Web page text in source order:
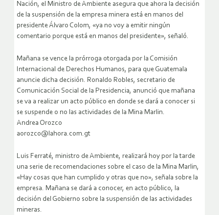
Nación, el Ministro de Ambiente asegura que ahora la decisión
de la suspensión de la empresa minera está en manos del
presidente Álvaro Colom, «ya no voy a emitir ningún
comentario porque está en manos del presidente», señaló.
Mañana se vence la prórroga otorgada por la Comisión
Internacional de Derechos Humanos, para que Guatemala
anuncie dicha decisión. Ronaldo Robles, secretario de
Comunicación Social de la Presidencia, anunció que mañana
se va a realizar un acto público en donde se dará a conocer si
se suspende o no las actividades de la Mina Marlin.
Andrea Orozco
aorozco@lahora.com.gt
Luis Ferraté, ministro de Ambiente, realizará hoy por la tarde
una serie de recomendaciones sobre el caso de la Mina Marlin,
«Hay cosas que han cumplido y otras que no», señala sobre la
empresa. Mañana se dará a conocer, en acto público, la
decisión del Gobierno sobre la suspensión de las actividades
mineras.